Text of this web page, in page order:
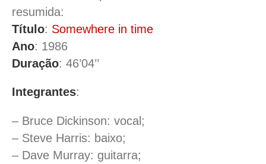
resumida:
Título: Somewhere in time
Ano: 1986
Duração: 46’04’’
Integrantes:
– Bruce Dickinson: vocal;
– Steve Harris: baixo;
– Dave Murray: guitarra;